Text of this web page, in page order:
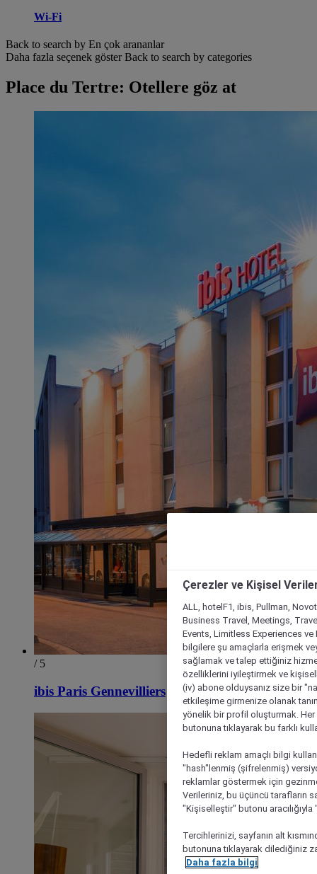
Wi-Fi
Back to search by En çok arananlar
Daha fazla seçenek göster Back to search by categories
Place du Tertre: Otellere göz at
/ 5
ibis Paris Gennevilliers
Çerezler ve Kişisel
ALL, hotelF1, ibis, Pullman,
Business Travel, Meetings,
Events, Limitless Experiences
bilgilere şu amaçlarla erişmek
sağlamak ve talep ettiğiniz
özelliklerini iyileştirmek ve
(iv) abone olduysanız size bir
etkileşime girmenize olanak
yönelik bir profil oluşturmak.
butonuna tıklayarak bu farklı
Hedefli reklam amaçlı bilgi
"hash"lenmiş (şifrelenmiş)
reklamlar göstermek için
Verileriniz, bu üçüncü tarafların
"Kişiselleştir" butonu
Tercihlerinizi, sayfanın alt
butonuna tıklayarak dilediğiniz
Daha fazla bilgi